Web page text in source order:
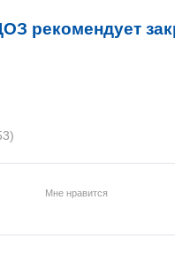
рекомендует
Мне нравится